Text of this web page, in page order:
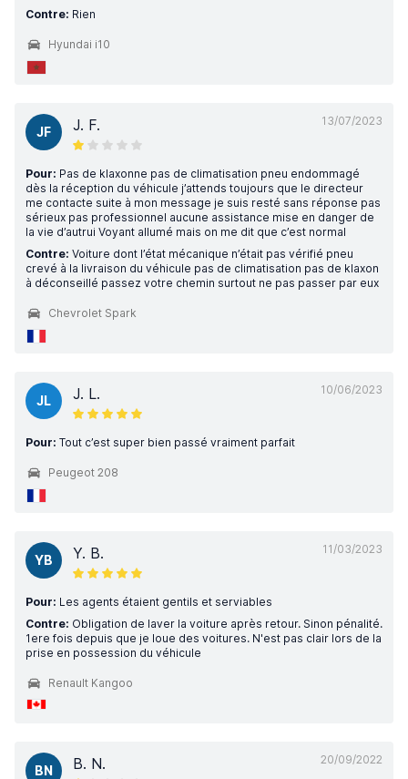
Contre: Rien
Hyundai i10
13/07/2023
JF J. F.
Pour: Pas de klaxonne pas de climatisation pneu endommagé
dès la réception du véhicule j’attends toujours que le directeur
me contacte suite à mon message je suis resté sans réponse pas
sérieux pas professionnel aucune assistance mise en danger de
la vie d’autrui Voyant allumé mais on me dit que c’est normal
Contre: Voiture dont l’état mécanique n’était pas vérifié pneu
crevé à la livraison du véhicule pas de climatisation pas de klaxon
à déconseillé passez votre chemin surtout ne pas passer par eux
Chevrolet Spark
10/06/2023
JL J. L.
Pour: Tout c’est super bien passé vraiment parfait
Peugeot 208
11/03/2023
YB Y. B.
Pour: Les agents étaient gentils et serviables
Contre: Obligation de laver la voiture après retour. Sinon pénalité.
1ere fois depuis que je loue des voitures. N'est pas clair lors de la
prise en possession du véhicule
Renault Kangoo
20/09/2022
BN B. N.